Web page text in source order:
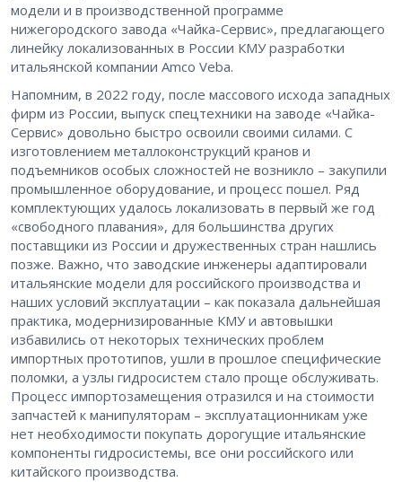
модели и в производственной программе
нижегородского завода «Чайка-Сервис», предлагающего
линейку локализованных в России КМУ разработки
итальянской компании Amco Veba.
Напомним, в 2022 году, после массового исхода западных
фирм из России, выпуск спецтехники на заводе «Чайка-
Сервис» довольно быстро освоили своими силами. С
изготовлением металлоконструкций кранов и
подъемников особых сложностей не возникло – закупили
промышленное оборудование, и процесс пошел. Ряд
комплектующих удалось локализовать в первый же год
«свободного плавания», для большинства других
поставщики из России и дружественных стран нашлись
позже. Важно, что заводские инженеры адаптировали
итальянские модели для российского производства и
наших условий эксплуатации – как показала дальнейшая
практика, модернизированные КМУ и автовышки
избавились от некоторых технических проблем
импортных прототипов, ушли в прошлое специфические
поломки, а узлы гидросистем стало проще обслуживать.
Процесс импортозамещения отразился и на стоимости
запчастей к манипуляторам – эксплуатационникам уже
нет необходимости покупать дорогущие итальянские
компоненты гидросистемы, все они российского или
китайского производства.